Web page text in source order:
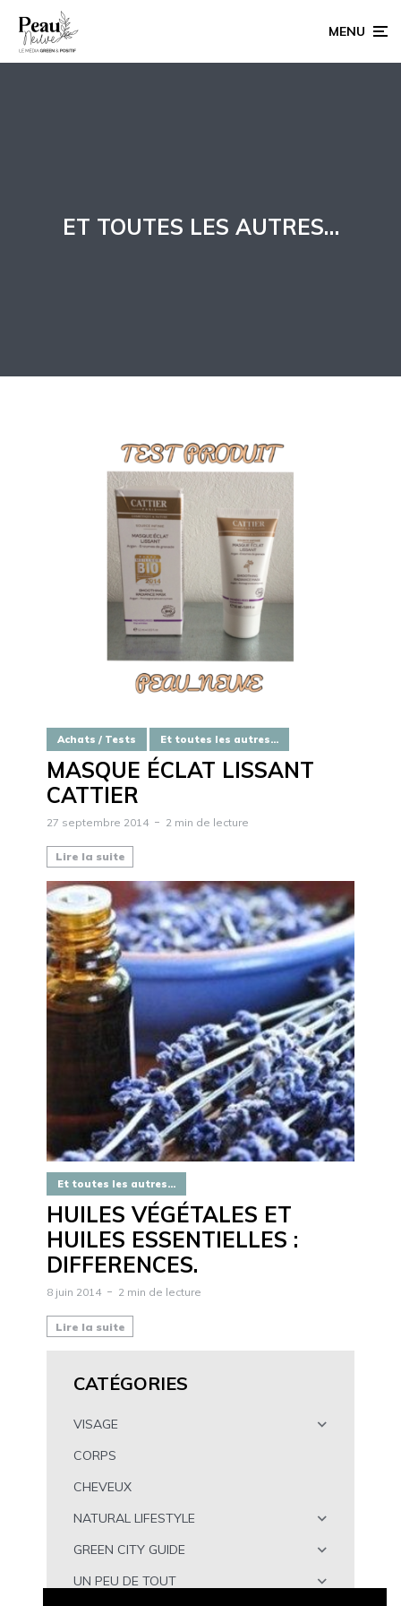
MENU
ET TOUTES LES AUTRES…
Achats / Tests Et toutes les autres...
MASQUE ÉCLAT LISSANT
CATTIER
27 septembre 2014 2 min de lecture
Lire la suite
Et toutes les autres...
HUILES VÉGÉTALES ET
HUILES ESSENTIELLES :
DIFFERENCES.
8 juin 2014 2 min de lecture
Lire la suite
CATÉGORIES
VISAGE
CORPS
CHEVEUX
NATURAL LIFESTYLE
GREEN CITY GUIDE
UN PEU DE TOUT